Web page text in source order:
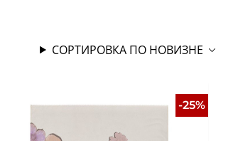
СОРТИРОВКА ПО НОВИЗНЕ
-25%